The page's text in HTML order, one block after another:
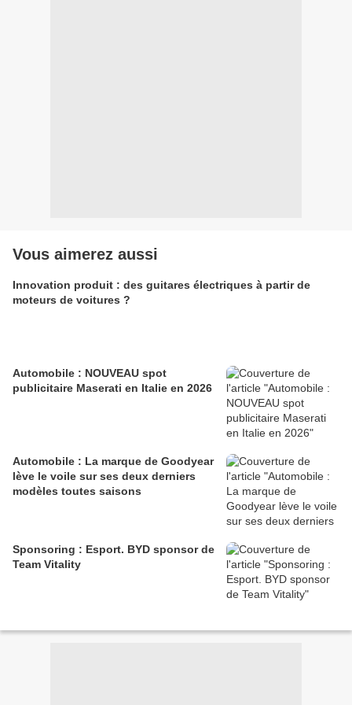
Vous aimerez aussi
Innovation produit : des guitares électriques à partir de
moteurs de voitures ?
Automobile : NOUVEAU spot
publicitaire Maserati en Italie en 2026
Automobile : La marque de Goodyear
lève le voile sur ses deux derniers
modèles toutes saisons
Sponsoring : Esport. BYD sponsor de
Team Vitality